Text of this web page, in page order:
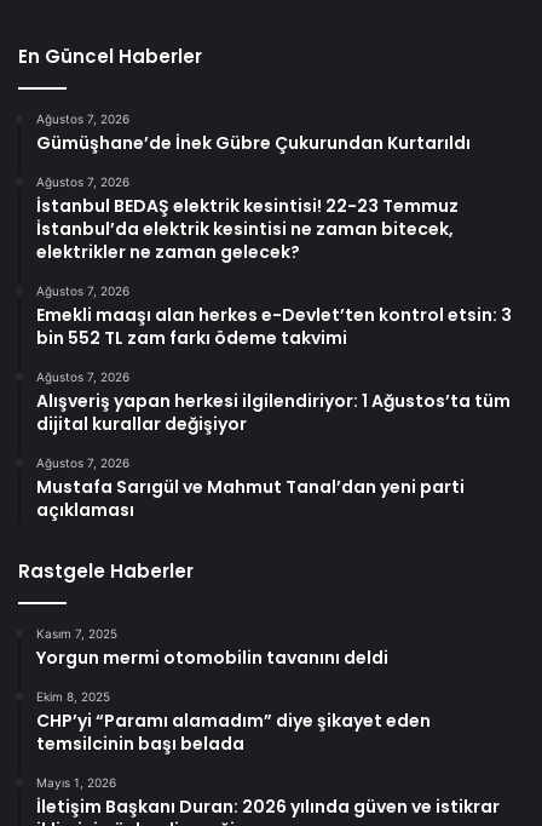
En Güncel Haberler
Ağustos 7, 2026
Gümüşhane’de İnek Gübre Çukurundan Kurtarıldı
Ağustos 7, 2026
İstanbul BEDAŞ elektrik kesintisi! 22-23 Temmuz
İstanbul’da elektrik kesintisi ne zaman bitecek,
elektrikler ne zaman gelecek?
Ağustos 7, 2026
Emekli maaşı alan herkes e-Devlet’ten kontrol etsin: 3
bin 552 TL zam farkı ödeme takvimi
Ağustos 7, 2026
Alışveriş yapan herkesi ilgilendiriyor: 1 Ağustos’ta tüm
dijital kurallar değişiyor
Ağustos 7, 2026
Mustafa Sarıgül ve Mahmut Tanal’dan yeni parti
açıklaması
Rastgele Haberler
Kasım 7, 2025
Yorgun mermi otomobilin tavanını deldi
Ekim 8, 2025
CHP’yi “Paramı alamadım” diye şikayet eden
temsilcinin başı belada
Mayıs 1, 2026
İletişim Başkanı Duran: 2026 yılında güven ve istikrar